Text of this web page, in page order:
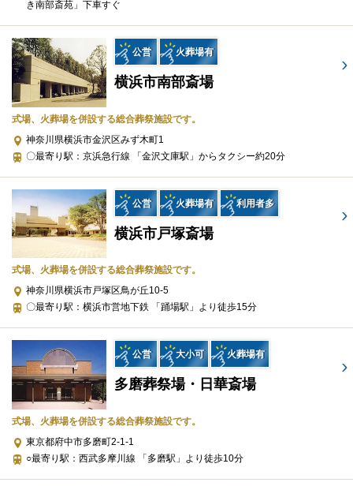
ドライアイス（1回）
棺
防水シーツ
セレモニースタッフ
寝台車（病院→会館）（10km以内）
寝台車（会館→火葬場）（10km以内）
※セットプランに含まれない内容、飲食接待費（料理、飲物、返
動する費用は、人数と内容に応じて別料金がかかります。
ご希望やご予算に合わせた適正価格を見積るためには、人数・場
所（式場、火葬場）・宗教形式などを葬儀社と擦り合わせること
公益社 東京本社のこだわり
公益社 東京本社は「まごころ葬儀の創造」という理念を掲げ、日
本人が古くから大切にしてきた供養と慰霊の文化、そして家族の
絆を守り続けています。
葬儀を通じた心のケアにも力を入れており、事前相談から葬儀後
のサポートまで、一貫した体制がこだわりです。
き南部斎苑」下車すぐ
公営 火葬場有
横浜市南部斎場
式場、火葬場を併設する総合葬祭施設です。
神奈川県横浜市金沢区みず木町1
〇最寄り駅：京浜急行線 「金沢文庫駅」からタクシー約20分
公営 火葬場有 利用者多
横浜市戸塚斎場
式場、火葬場を併設する総合葬祭施設です。
神奈川県横浜市戸塚区鳥が丘10-5
〇最寄り駅：横浜市営地下鉄 「踊場駅」より徒歩15分
公営 大小可 火葬場有
多磨葬祭場・日華斎場
式場、火葬場を併設する総合葬祭施設です。
東京都府中市多磨町2-1-1
○最寄り駅：西武多摩川線 「多磨駅」より徒歩10分